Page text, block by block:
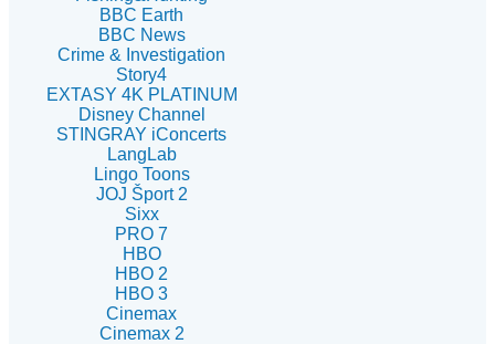
BBC Earth
BBC News
Crime & Investigation
Story4
EXTASY 4K PLATINUM
Disney Channel
STINGRAY iConcerts
LangLab
Lingo Toons
JOJ Šport 2
Sixx
PRO 7
HBO
HBO 2
HBO 3
Cinemax
Cinemax 2